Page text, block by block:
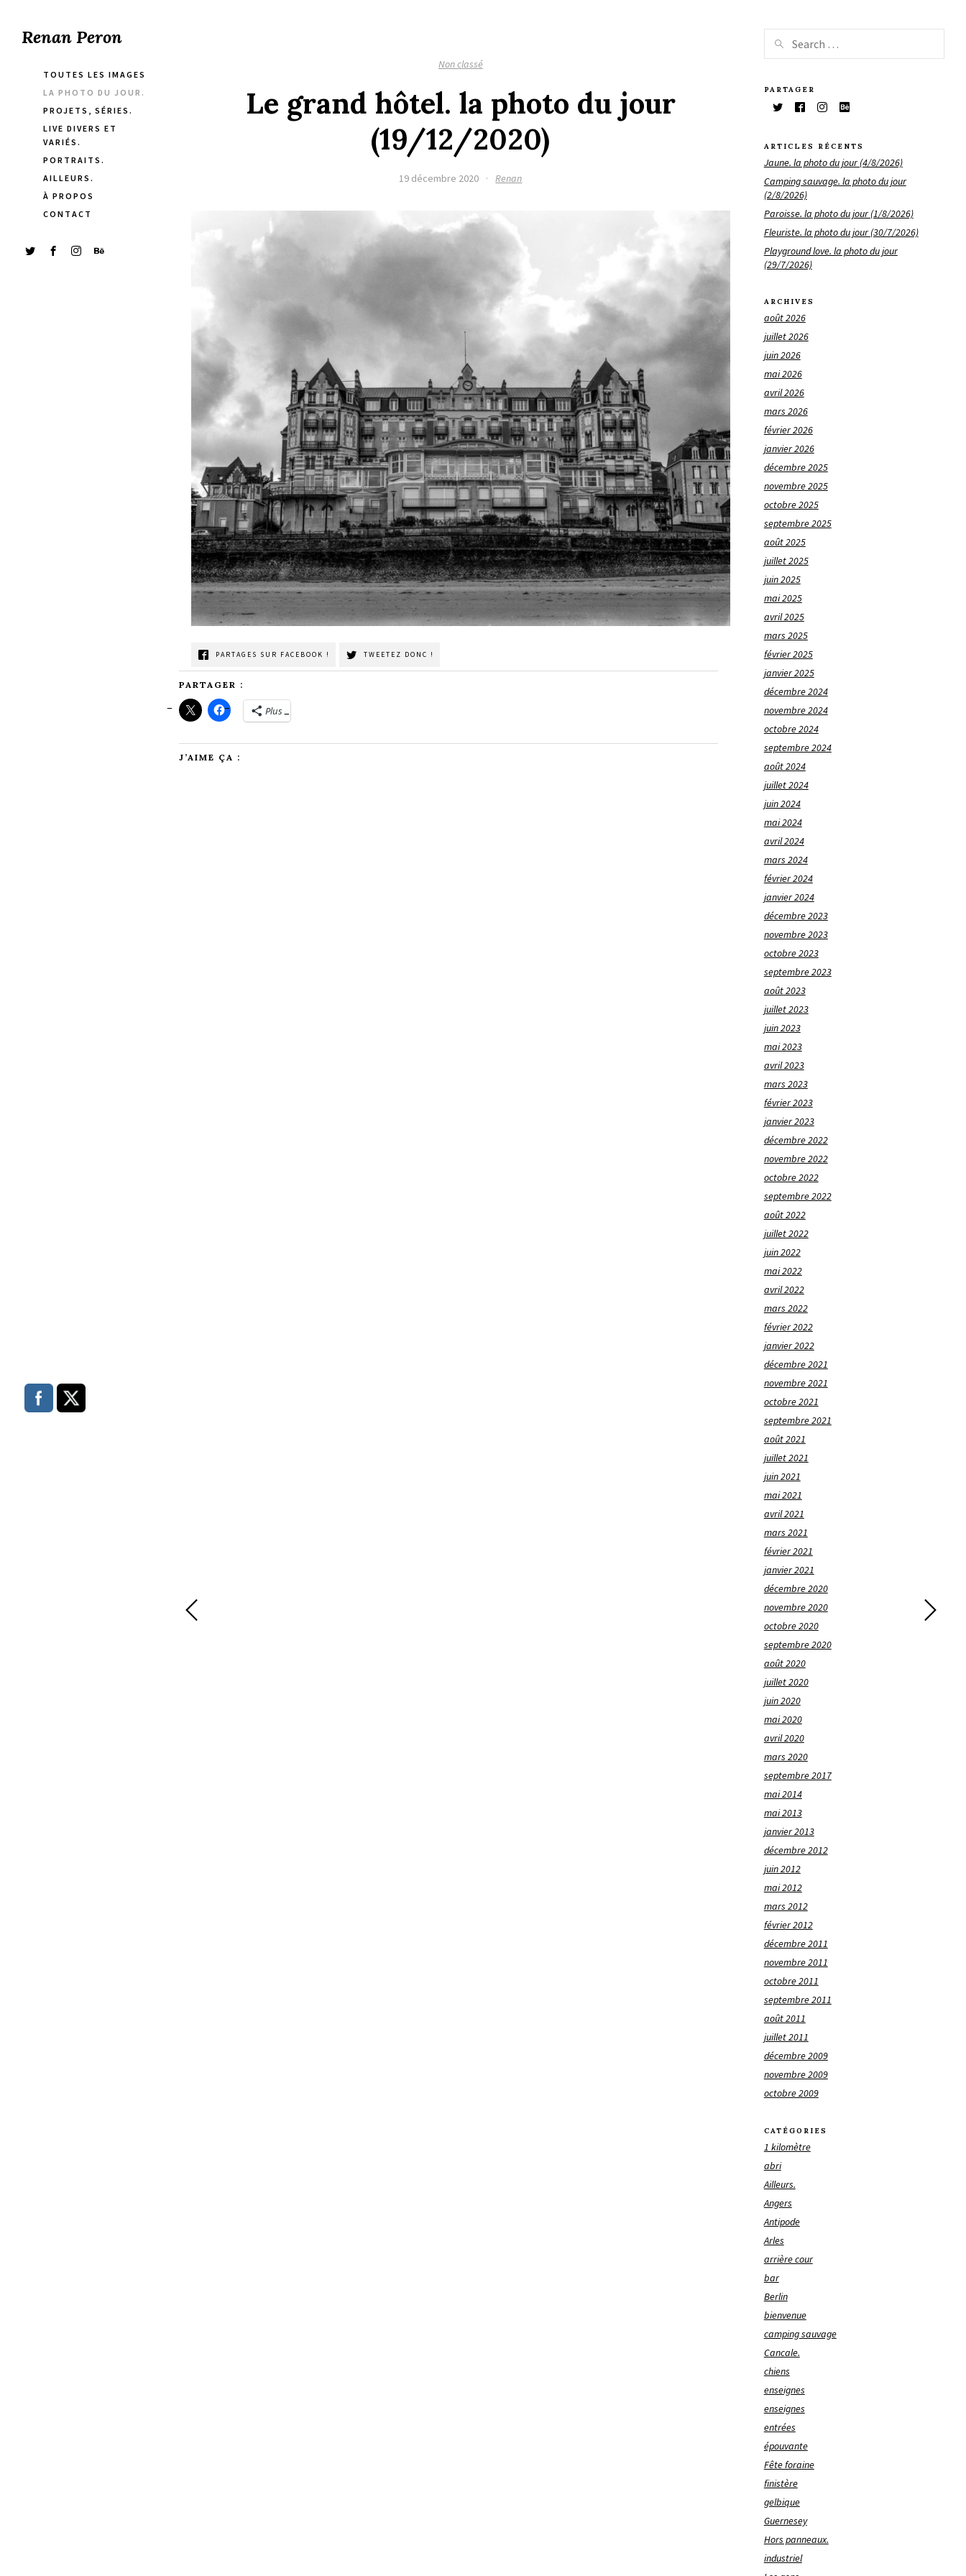
Renan Peron
TOUTES LES IMAGES
LA PHOTO DU JOUR.
PROJETS, SÉRIES.
LIVE DIVERS ET
VARIÉS.
PORTRAITS.
AILLEURS.
À PROPOS
CONTACT
Non classé
Le grand hôtel. la photo du jour
(19/12/2020)
19 décembre 2020 · Renan
PARTAGES SUR FACEBOOK ! TWEETEZ DONC !
PARTAGER :
Plus
J’AIME ÇA :
PARTAGER
ARTICLES RÉCENTS
Jaune. la photo du jour (4/8/2026)
Camping sauvage. la photo du jour
(2/8/2026)
Paroisse. la photo du jour (1/8/2026)
Fleuriste. la photo du jour (30/7/2026)
Playground love. la photo du jour
(29/7/2026)
ARCHIVES
août 2026
juillet 2026
juin 2026
mai 2026
avril 2026
mars 2026
février 2026
janvier 2026
décembre 2025
novembre 2025
octobre 2025
septembre 2025
août 2025
juillet 2025
juin 2025
mai 2025
avril 2025
mars 2025
février 2025
janvier 2025
décembre 2024
novembre 2024
octobre 2024
septembre 2024
août 2024
juillet 2024
juin 2024
mai 2024
avril 2024
mars 2024
février 2024
janvier 2024
décembre 2023
novembre 2023
octobre 2023
septembre 2023
août 2023
juillet 2023
juin 2023
mai 2023
avril 2023
mars 2023
février 2023
janvier 2023
décembre 2022
novembre 2022
octobre 2022
septembre 2022
août 2022
juillet 2022
juin 2022
mai 2022
avril 2022
mars 2022
février 2022
janvier 2022
décembre 2021
novembre 2021
octobre 2021
septembre 2021
août 2021
juillet 2021
juin 2021
mai 2021
avril 2021
mars 2021
février 2021
janvier 2021
décembre 2020
novembre 2020
octobre 2020
septembre 2020
août 2020
juillet 2020
juin 2020
mai 2020
avril 2020
mars 2020
septembre 2017
mai 2014
mai 2013
janvier 2013
décembre 2012
juin 2012
mai 2012
mars 2012
février 2012
décembre 2011
novembre 2011
octobre 2011
septembre 2011
août 2011
juillet 2011
décembre 2009
novembre 2009
octobre 2009
CATÉGORIES
1 kilomètre
abri
Ailleurs.
Angers
Antipode
Arles
arrière cour
bar
Berlin
bienvenue
camping sauvage
Cancale.
chiens
enseignes
enseignes
entrées
épouvante
Fête foraine
finistère
gelbique
Guernesey
Hors panneaux.
industriel